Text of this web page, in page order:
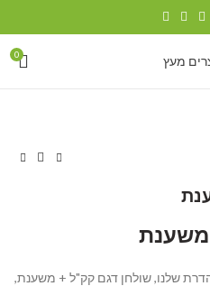
0
משענת
שלנו, שולחן דגם קק"ל + משענת,